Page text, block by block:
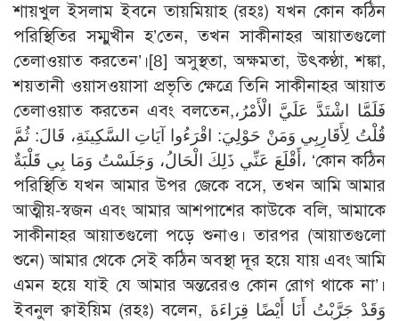
শায়খুল ইসলাম ইবনে তায়মিয়াহ (রহঃ) যখন কোন কঠিন
পরিস্থিতির সম্মুখীন হ’তেন, তখন সাকীনাহর আয়াতগুলো
তেলাওয়াত করতেন’।[8] অসুস্থতা, অক্ষমতা, উৎকণ্ঠা, শঙ্কা,
শয়তানী ওয়াসওয়াসা প্রভৃতি ক্ষেত্রে তিনি সাকীনাহর আয়াত
তেলাওয়াত করতেন এবং বলতেন,فَلَمَّا اشْتَدَّ عَلَيَّ الْأَمْرُ،
قُلْتُ لِأَقَارِبِي وَمَنْ حَوْلِيَ: اقْرَءُوا آيَاتِ السَّكِينَةِ، قَالَ: ثُمَّ
أَقْلَعَ عَنِّي ذَلِكَ الْحَالُ، وَجَلَسْتُ وَمَا بِي قَلْبَةٌ، ‘কোন কঠিন
পরিস্থিতি যখন আমার উপর জেকে বসে, তখন আমি আমার
আত্মীয়-স্বজন এবং আমার আশপাশের কাউকে বলি, আমাকে
সাকীনাহর আয়াতগুলো পড়ে শুনাও। তারপর (আয়াতগুলো
শুনে) আমার থেকে সেই কঠিন অবস্থা দূর হয়ে যায় এবং আমি
এমন হয়ে যাই যে আমার অন্তরেরও কোন রোগ থাকে না’।
ইবনুল ক্বাইয়িম (রহঃ) বলেন, وَقَدْ جَرَّبْتُ أَنَا أَيْضًا قِرَاءَةَ